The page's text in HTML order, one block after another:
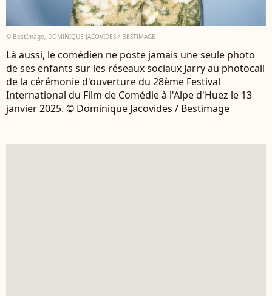
© BestImage, DOMINIQUE JACOVIDES / BESTIMAGE
Là aussi, le comédien ne poste jamais une seule photo
de ses enfants sur les réseaux sociaux Jarry au photocall
de la cérémonie d'ouverture du 28ème Festival
International du Film de Comédie à l'Alpe d'Huez le 13
janvier 2025. © Dominique Jacovides / Bestimage